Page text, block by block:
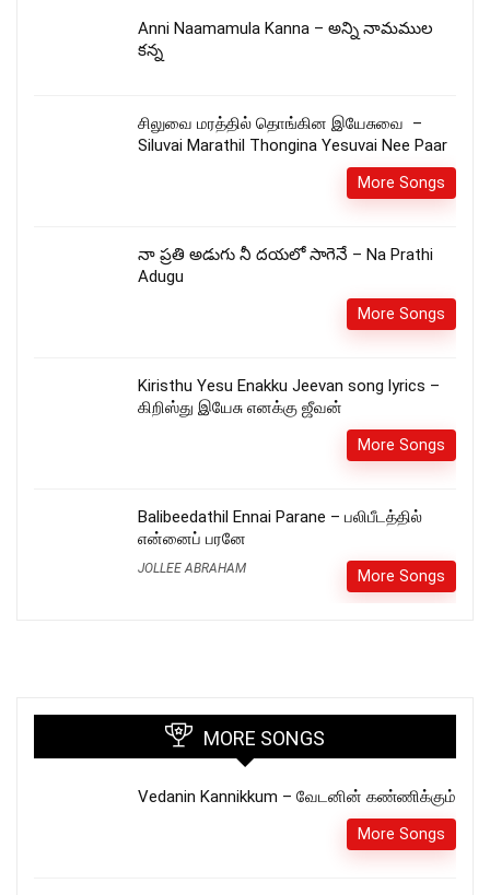
Anni Naamamula Kanna – అన్ని నామముల
కన్న
சிலுவை மரத்தில் தொங்கின இயேசுவை –
Siluvai Marathil Thongina Yesuvai Nee Paar
More Songs
నా ప్రతి అడుగు నీ దయలో సాగెనే – Na Prathi
Adugu
More Songs
Kiristhu Yesu Enakku Jeevan song lyrics –
கிறிஸ்து இயேசு எனக்கு ஜீவன்
More Songs
Balibeedathil Ennai Parane – பலிபீடத்தில்
என்னைப் பரனே
JOLLEE ABRAHAM More Songs
MORE SONGS
Vedanin Kannikkum – வேடனின் கண்ணிக்கும்
More Songs